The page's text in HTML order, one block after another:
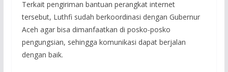
Terkait pengiriman bantuan perangkat internet
tersebut, Luthfi sudah berkoordinasi dengan Gubernur
Aceh agar bisa dimanfaatkan di posko-posko
pengungsian, sehingga komunikasi dapat berjalan
dengan baik.